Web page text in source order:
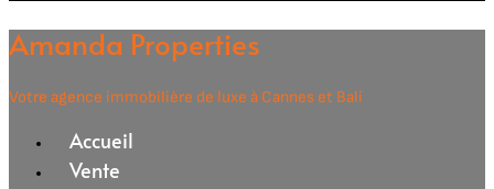
Amanda Properties
Votre agence immobilière de luxe à Cannes et Bali
Accueil
Vente